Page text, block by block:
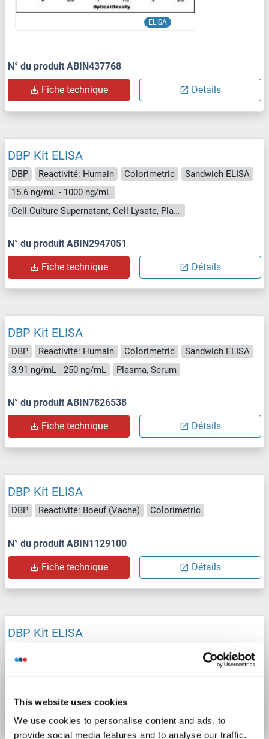
This website uses cookies
We use cookies to personalise content and ads, to
provide social media features and to analyse our traffic.
ELISA
N° du produit ABIN437768
Fiche technique Détails
DBP Kit ELISA
DBP Reactivité: Humain Colorimetric
Sandwich ELISA
15.6 ng/mL - 1000 ng/mL
Cell Culture Supernatant, Cell Lysate, Plasma, Serum, Tissue Homogenate
N° du produit ABIN2947051
Fiche technique Détails
DBP Kit ELISA
DBP Reactivité: Humain Colorimetric
Sandwich ELISA
3.91 ng/mL - 250 ng/mL
Plasma, Serum
N° du produit ABIN7826538
Fiche technique Détails
DBP Kit ELISA
DBP Reactivité: Boeuf (Vache) Colorimetric
N° du produit ABIN1129100
Fiche technique Détails
DBP Kit ELISA
Fiche technique